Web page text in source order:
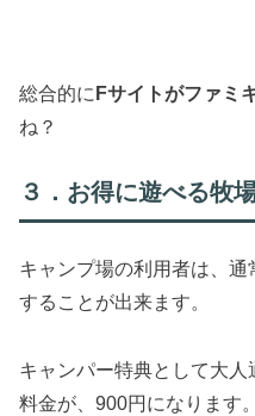
総合的に Fサイトがファミ
ね？
３．お得に遊べる牧
キャンプ場の利用者は、
することが出来ます。
キャンパー特典として大
料金が、900円になります。